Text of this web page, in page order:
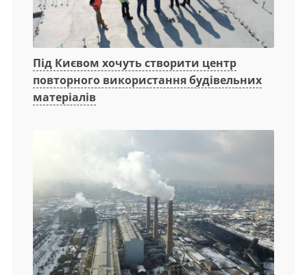
Під Києвом хочуть створити центр
повторного використання будівельних
матеріалів